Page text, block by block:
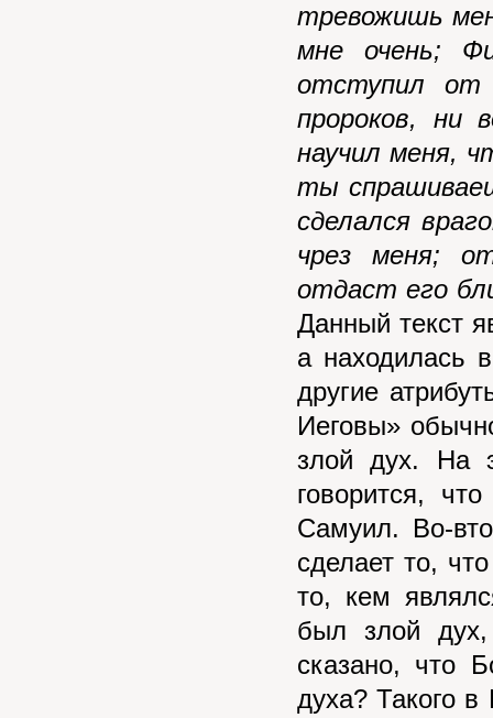
тревожишь
мне очень;
отступил от
пророков,
научил меня,
ты
сделался
чрез меня;
отдаст его
Данный текст
а находилась
другие
Иеговы»
злой дух. На
говорится,
Самуил. Во-
сделает то,
то, кем
был злой
сказано, что
духа? Такого